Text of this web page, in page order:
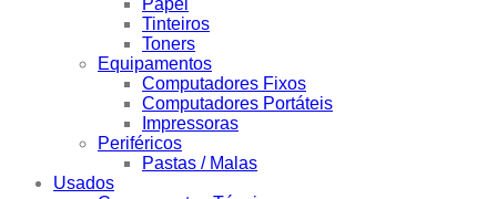
Papel
Tinteiros
Toners
Equipamentos
Computadores Fixos
Computadores Portáteis
Impressoras
Periféricos
Pastas / Malas
Usados